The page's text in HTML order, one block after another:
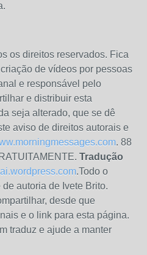
os direitos reservados. Fica
de vídeos por pessoas
e responsável pelo
e distribuir esta
seja alterado, que se dê
aviso de direitos autorais e
. 88
Tradução
.Todo o
autoria de Ivete Brito.
desde que
e o link para esta página.
traduz e ajude a manter